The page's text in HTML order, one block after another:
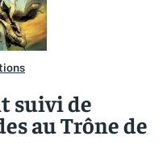
suivi de
au Trône de